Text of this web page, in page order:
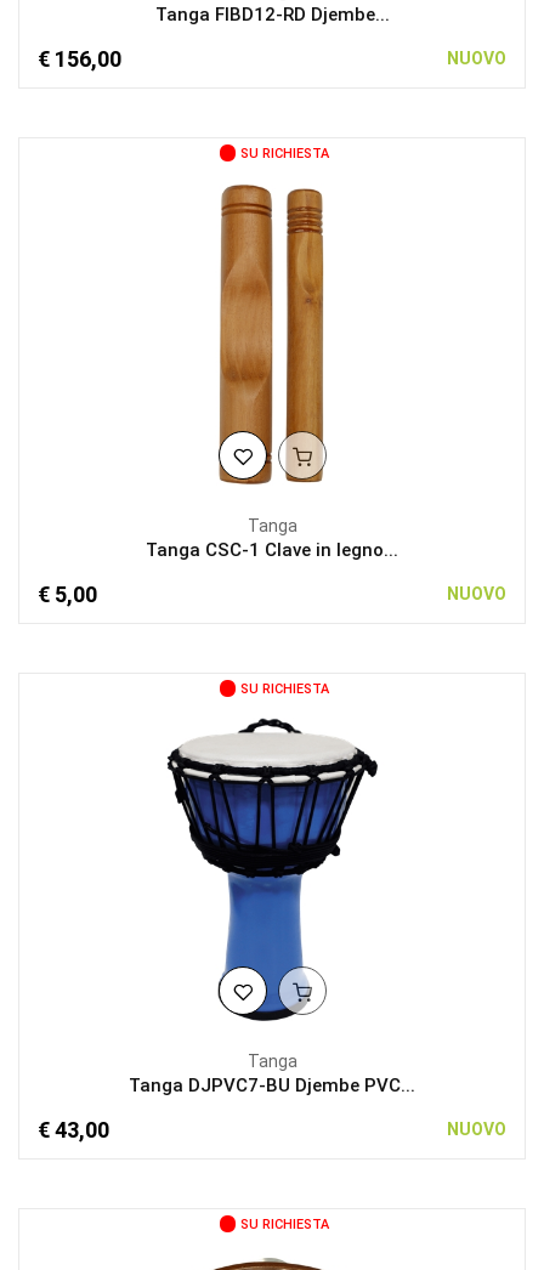
Tanga FIBD12-RD Djembe...
€ 156,00 NUOVO
SU RICHIESTA
Tanga
Tanga CSC-1 Clave in legno...
€ 5,00 NUOVO
SU RICHIESTA
Tanga
Tanga DJPVC7-BU Djembe PVC...
€ 43,00 NUOVO
SU RICHIESTA